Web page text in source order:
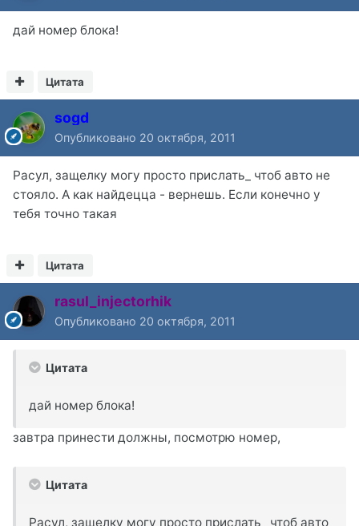
дай номер блока!
Цитата
sogd
Опубликовано 20 октября, 2011
Расул, защелку могу просто прислать_ чтоб авто не
стояло. А как найдецца - вернешь. Если конечно у
тебя точно такая
Цитата
rasul_injectorhik
Опубликовано 20 октября, 2011
Цитата
дай номер блока!
завтра принести должны, посмотрю номер,
Цитата
Расул, защелку могу просто прислать_ чтоб авто